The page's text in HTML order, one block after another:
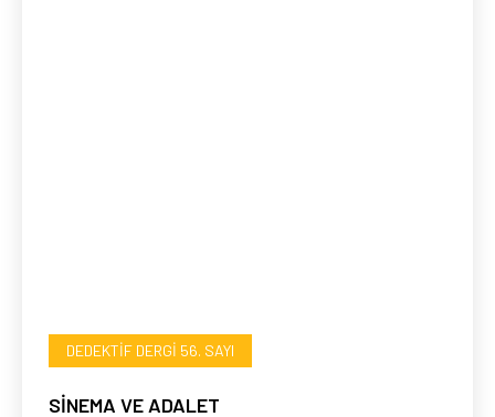
DEDEKTIF DERGI 56. SAYI
SİNEMA VE ADALET